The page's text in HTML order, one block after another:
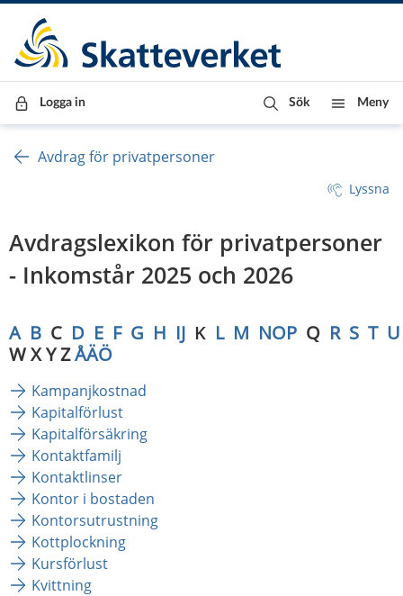
Till innehåll
Till navigationen
Till chattrobot
Logga in Sök Meny
Avdrag för privatpersoner
Lyssna
Avdragslexikon för privatpersoner
- Inkomstår 2025 och 2026
A B C D E F G H IJ K L M NOP Q R S T U
W X Y Z ÅÄÖ
Kampanjkostnad
Kapitalförlust
Kapitalförsäkring
Kontaktfamilj
Kontaktlinser
Kontor i bostaden
Kontorsutrustning
Kottplockning
Kursförlust
Kvittning